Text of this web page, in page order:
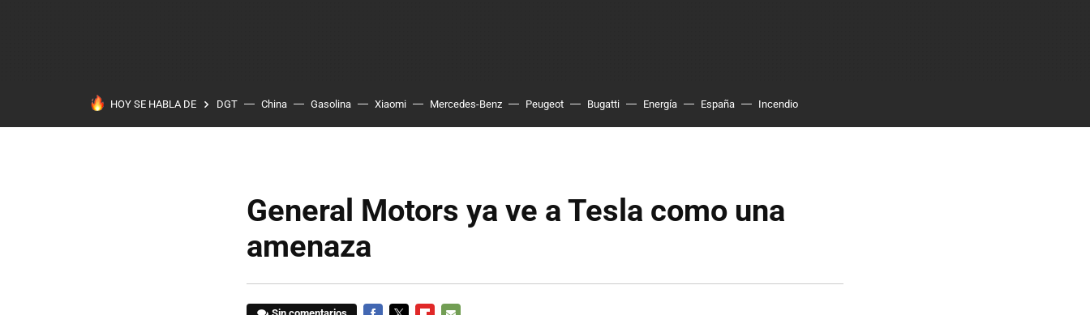
HOY SE HABLA DE DGT China Gasolina Xiaomi Mercedes-Benz Peugeot Bugatti Energía España Incendio
General Motors ya ve a Tesla como una
amenaza